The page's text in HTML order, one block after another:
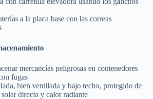
a la placa base con las correas
mercancías peligrosas en contenedores
fugas
bien ventilada y bajo techo, protegido de
directa y calor radiante